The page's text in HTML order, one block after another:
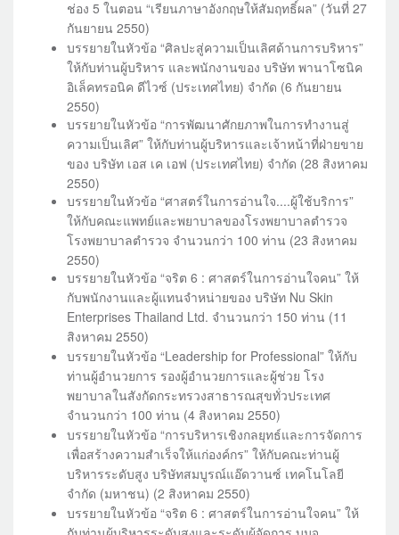
ช่อง 5 ในตอน “เรียนภาษาอังกฤษให้สัมฤทธิ์ผล” (วันที่ 27
กันยายน 2550)
บรรยายในหัวข้อ “ศิลปะสู่ความเป็นเลิศด้านการบริหาร”
ให้กับท่านผู้บริหาร และพนักงานของ บริษัท พานาโซนิค
อิเล็คทรอนิค ดีไวซ์ (ประเทศไทย) จำกัด (6 กันยายน
2550)
บรรยายในหัวข้อ “การพัฒนาศักยภาพในการทำงานสู่
ความเป็นเลิศ” ให้กับท่านผู้บริหารและเจ้าหน้าที่ฝ่ายขาย
ของ บริษัท เอส เค เอฟ (ประเทศไทย) จำกัด (28 สิงหาคม
2550)
บรรยายในหัวข้อ “ศาสตร์ในการอ่านใจ....ผู้ใช้บริการ”
ให้กับคณะแพทย์และพยาบาลของโรงพยาบาลตำรวจ
โรงพยาบาลตำรวจ จำนวนกว่า 100 ท่าน (23 สิงหาคม
2550)
บรรยายในหัวข้อ “จริต 6 : ศาสตร์ในการอ่านใจคน” ให้
กับพนักงานและผู้แทนจำหน่ายของ บริษัท Nu Skin
Enterprises Thailand Ltd. จำนวนกว่า 150 ท่าน (11
สิงหาคม 2550)
บรรยายในหัวข้อ “Leadership for Professional” ให้กับ
ท่านผู้อำนวยการ รองผู้อำนวยการและผู้ช่วย โรง
พยาบาลในสังกัดกระทรวงสาธารณสุขทั่วประเทศ
จำนวนกว่า 100 ท่าน (4 สิงหาคม 2550)
บรรยายในหัวข้อ “การบริหารเชิงกลยุทธ์และการจัดการ
เพื่อสร้างความสำเร็จให้แก่องค์กร” ให้กับคณะท่านผู้
บริหารระดับสูง บริษัทสมบูรณ์แอ๊ดวานซ์ เทคโนโลยี
จำกัด (มหาชน) (2 สิงหาคม 2550)
บรรยายในหัวข้อ “จริต 6 : ศาสตร์ในการอ่านใจคน” ให้